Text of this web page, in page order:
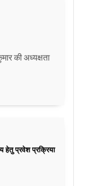
की अध्यक्षता
हेतु प्रवेश प्रक्रिया